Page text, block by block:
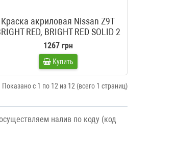
Краска акриловая Nissan Z9T
RED, BRIGHT RED SOLID 2
1267 грн
Купить
Показано с 1 по 12 из 12 (всего 1 страниц)
налив по коду (код